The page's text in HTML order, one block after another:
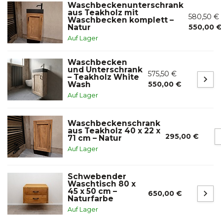
Waschbeckenunterschrank
aus Teakholz mit
Waschbecken komplett –
Natur
Auf Lager
580,50 €
550,00
Waschbecken
und Unterschrank
– Teakholz White
Wash
Auf Lager
575,50 €
550,00 €
Waschbeckenschrank
aus Teakholz 40 x 22 x
71 cm – Natur
Auf Lager
295,00 €
Schwebender
Waschtisch 80 x
45 x 50 cm –
Naturfarbe
Auf Lager
650,00 €